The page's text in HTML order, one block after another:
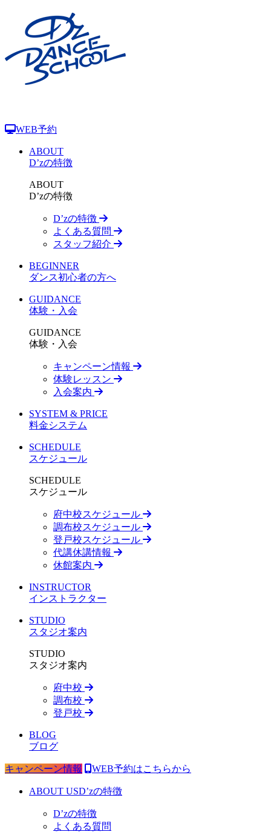
WEB予約
ABOUT
D’zの特徴
ABOUT
D’zの特徴
D’zの特徴
よくある質問
スタッフ紹介
BEGINNER
ダンス初心者の方へ
GUIDANCE
体験・入会
GUIDANCE
体験・入会
キャンペーン情報
体験レッスン
入会案内
SYSTEM & PRICE
料金システム
SCHEDULE
スケジュール
SCHEDULE
スケジュール
府中校スケジュール
調布校スケジュール
登戸校スケジュール
代講休講情報
休館案内
INSTRUCTOR
インストラクター
STUDIO
スタジオ案内
STUDIO
スタジオ案内
府中校
調布校
登戸校
BLOG
ブログ
キャンペーン情報 WEB予約はこちらから
ABOUT USD’zの特徴
D’zの特徴
よくある質問